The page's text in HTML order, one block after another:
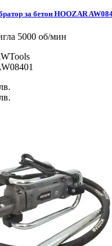
за бетон HOOZAR
5000 об/мин